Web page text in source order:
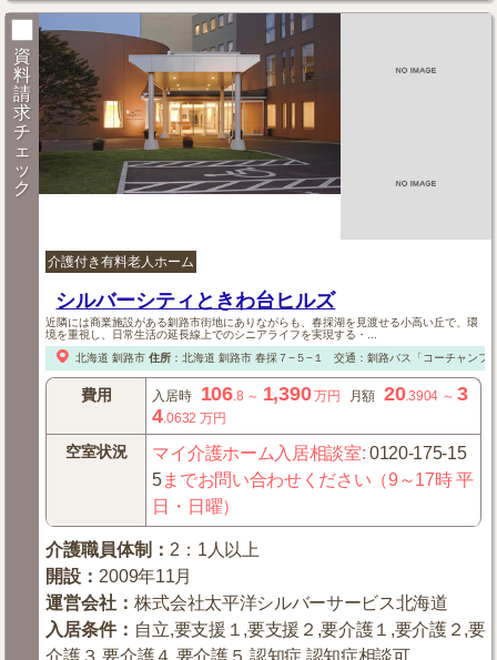
資
料
請
求
チ
ェ
ッ
ク
介護付き有料老人ホーム
シルバーシティときわ台ヒルズ
近隣には商業施設がある釧路市街地にありながらも、春採湖を見渡せる小高い丘で、環
境を重視し、日常生活の延長線上でのシニアライフを実現する・...
北海道 釧路市 住所： 北海道 釧路市春採７−５−１ 交通：釧路バス「コーチャンフ
費用 入居時 106.8 ～ 1,390万円 月額 20.3904 ～3
4 .0632 万円
空室状況 マイ介護ホーム入居相談室:0120-175-15
5までお問い合わせください（9～17時 平
日・日曜）
介護職員体制 ： 2：1人以上
開設 ： 2009年11月
運営会社 ：株式会社太平洋シルバーサービス北海道
入居条件： 自立,要支援１,要支援２,要介護１,要介護２,要
介護３,要介護４,要介護５,認知症,認知症相談可